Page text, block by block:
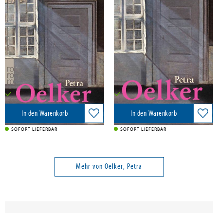
Oelker, Petra
Das Haus am Gänsemarkt
Rowohlt Taschenbuch, 2026
15,00 €
Versandkostenfrei in DE
In den Warenkorb
SOFORT LIEFERBAR
Oelker, Petra
Das Haus am Gänsemarkt
Wunderlich Verlag, 2024
24,00 €
Versandkostenfrei in DE
In den Warenkorb
SOFORT LIEFERBAR
Mehr von Oelker, Petra